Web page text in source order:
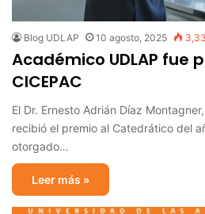
Blog UDLAP 10 agosto, 2025
Académico UDLAP fue
CICEPAC
El Dr. Ernesto Adrián Díaz
recibió el premio al Catedrático del
otorgado…
Leer más »